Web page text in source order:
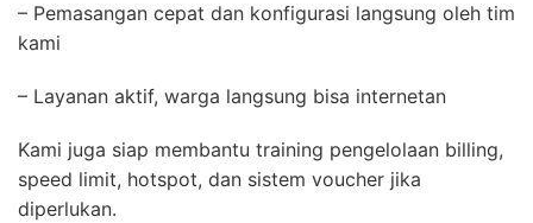
– Pemasangan cepat dan konfigurasi langsung oleh tim
kami
– Layanan aktif, warga langsung bisa internetan
Kami juga siap membantu training pengelolaan billing,
speed limit, hotspot, dan sistem voucher jika
diperlukan.